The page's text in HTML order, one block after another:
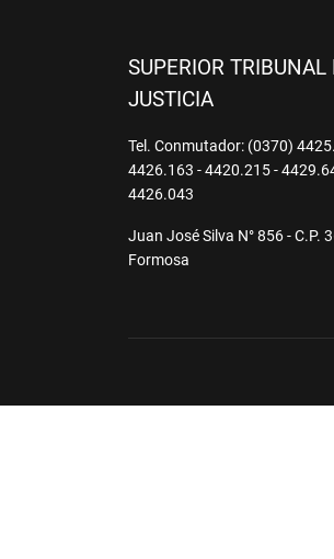
SUPERIOR TRIBUNAL
JUSTICIA
Tel. Conmutador: (0370)
4426.163 - 4420.215 -
4426.043
Juan José Silva N° 856 - C.P.
Formosa